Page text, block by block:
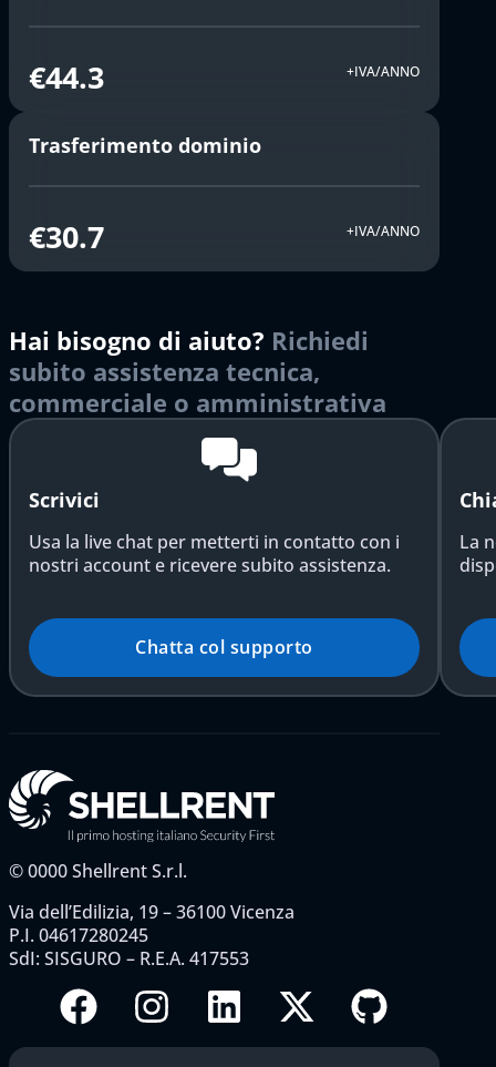
€44.3 +IVA/ANNO
Trasferimento dominio
€30.7 +IVA/ANNO
Hai bisogno di aiuto? Richiedi
subito assistenza tecnica,
commerciale o amministrativa
Scrivici
Usa la live chat per metterti in contatto con i
nostri account e ricevere subito assistenza.
Chatta col supporto
La
©0000Shellrent S.r.l.
Via dell’Edilizia, 19 – 36100 Vicenza
P.I. 04617280245
SdI: SISGURO – R.E.A. 417553